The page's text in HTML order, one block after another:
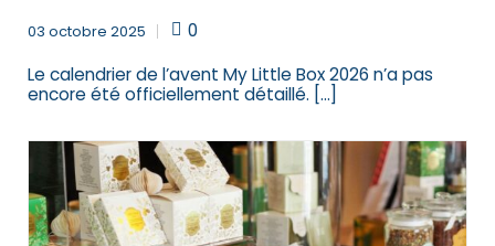
03 octobre 2025
0
Le calendrier de l’avent My Little Box 2026 n’a pas
encore été officiellement détaillé. […]